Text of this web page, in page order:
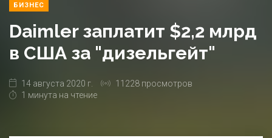
БИЗНЕС
Daimler заплатит $2,2 млрд
в США за "дизельгейт"
14 августа 2020 г.
11228 просмотров
1 минута на чтение